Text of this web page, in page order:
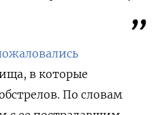
в которые
По словам